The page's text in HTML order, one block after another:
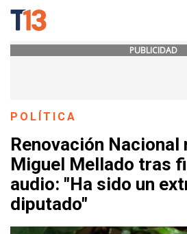
PUBLICIDAD
POLÍTICA
Renovación Nacional
Miguel Mellado tras
audio: "Ha sido un
diputado"